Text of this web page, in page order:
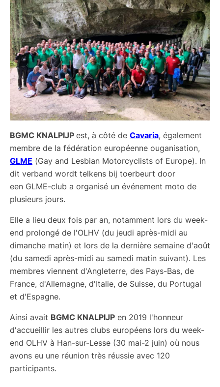
BGMC KNALPIJP est, à côté de Cavaria, également
membre de la fédération européenne ouganisation,
GLME (Gay and Lesbian Motorcyclists of Europe). In
dit verband wordt telkens bij toerbeurt door
een GLME-club a organisé un événement moto de
plusieurs jours.
Elle a lieu deux fois par an, notamment lors du week-
end prolongé de l'OLHV (du jeudi après-midi au
dimanche matin) et lors de la dernière semaine d'août
(du samedi après-midi au samedi matin suivant). Les
membres viennent d'Angleterre, des Pays-Bas, de
France, d'Allemagne, d'Italie, de Suisse, du Portugal
et d'Espagne.
Ainsi avait BGMC KNALPIJP en 2019 l'honneur
d'accueillir les autres clubs européens lors du week-
end OLHV à Han-sur-Lesse (30 mai-2 juin) où nous
avons eu une réunion très réussie avec 120
participants.